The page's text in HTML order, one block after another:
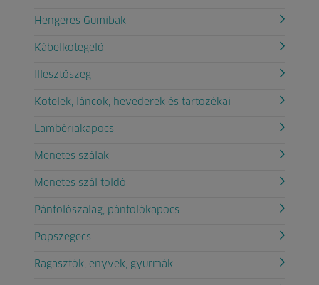
Hengeres Gumibak
Kábelkötegelő
Illesztőszeg
Kötelek, láncok, hevederek és tartozékai
Lambériakapocs
Menetes szálak
Menetes szál toldó
Pántolószalag, pántolókapocs
Popszegecs
Ragasztók, enyvek, gyurmák